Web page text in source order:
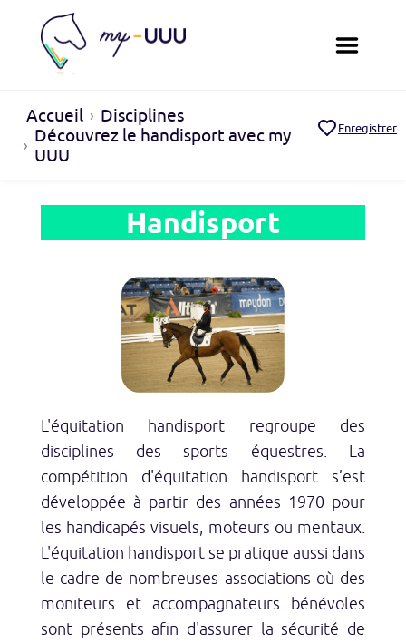
Accueil
Disciplines
Découvrez le handisport avec my
UUU
Enregistrer
Handisport
L'équitation handisport regroupe des
disciplines des sports équestres. La
compétition d'équitation handisport s’est
développée à partir des années 1970 pour
les handicapés visuels, moteurs ou mentaux.
L'équitation handisport se pratique aussi dans
le cadre de nombreuses associations où des
moniteurs et accompagnateurs bénévoles
sont présents afin d'assurer la sécurité de